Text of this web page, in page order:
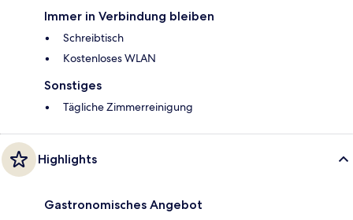
Immer in Verbindung bleiben
Schreibtisch
Kostenloses WLAN
Sonstiges
Tägliche Zimmerreinigung
Highlights
Gastronomisches Angebot